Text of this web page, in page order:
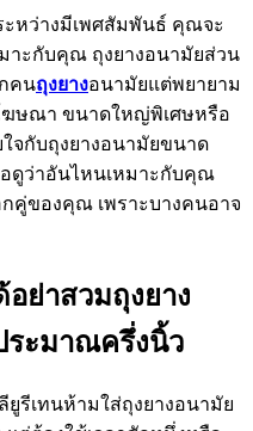
หว่างมีเพศสัมพันธ์ คุณจะ
าะกับคุณ ถุงยางอนามัยส่วน
คนถุงยางอนามัยแต่พยายาม
ฆษณา ขนาดใหญ่พิเศษหรือ
จกับถุงยางอนามัยขนาด
ดูว่าอันไหนเหมาะกับคุณ
คู่ของคุณ เพราะบางคนอาจ
ย่าสวมถุงยาง
ะมาณครึ่งนิ้ว
รีเทนห้ามใส่ถุงยางอนามัย